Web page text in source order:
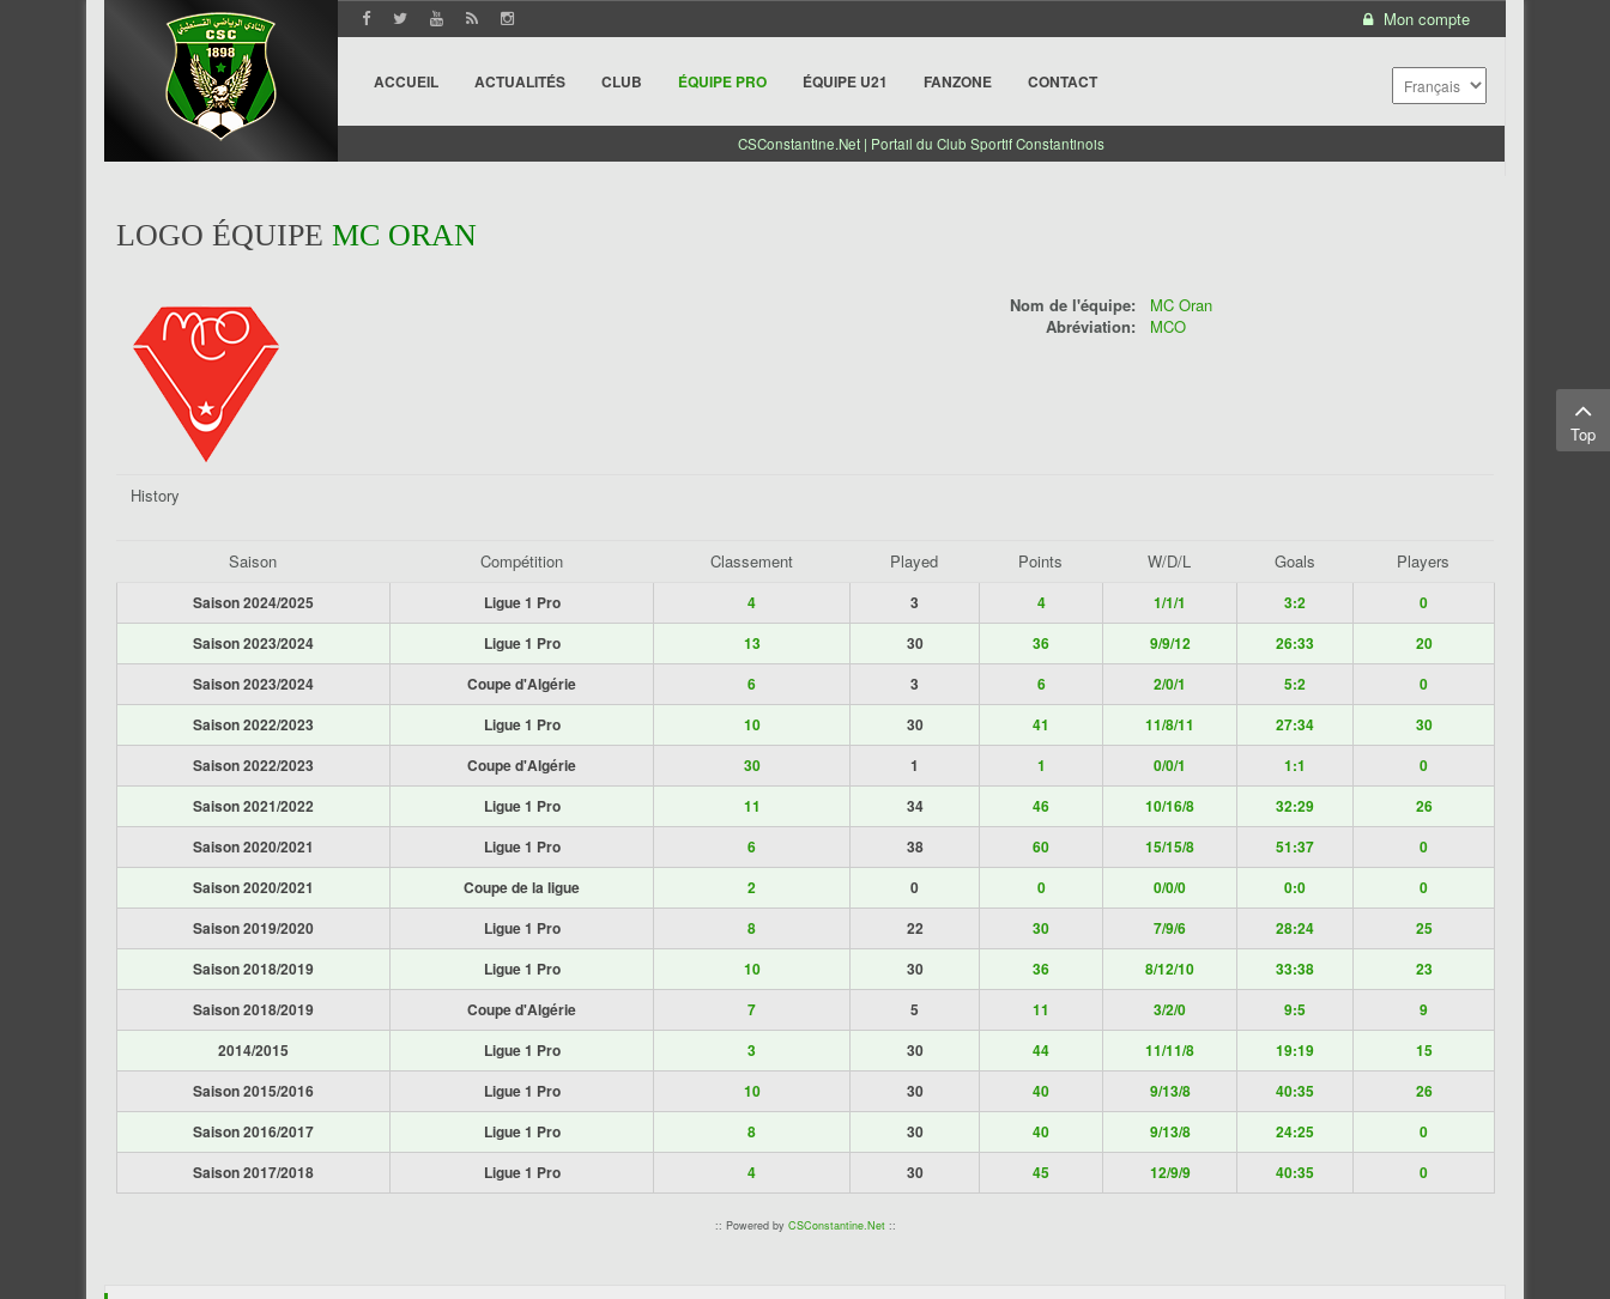
Mon compte
ACCUEIL ACTUALITÉS CLUB ÉQUIPE PRO ÉQUIPE U21 FANZONE CONTACT
CSConstantine.Net | Portail du Club Sportif Constantinois
LOGO ÉQUIPE MC ORAN
Nom de l'équipe:
MC Oran
Abréviation:
MCO
History
Saison Compétition Classement Played Points W/D/L Goals Players
Saison 2024/2025 Ligue 1 Pro 4 3 4 1/1/1 3:2
0
Saison 2023/2024
Ligue 1 Pro 13 30 36 9/9/12 26:33
20
Saison 2023/2024
Coupe d'Algérie 6 3 6 2/0/1 5:2
0
Saison 2022/2023
Ligue 1 Pro 10 30 41 11/8/11 27:34
30
Saison 2022/2023
Coupe d'Algérie 30 1 1 0/0/1 1:1
0
Saison 2021/2022
Ligue 1 Pro 11 34 46 10/16/8 32:29
26
Saison 2020/2021
Ligue 1 Pro 6 38 60 15/15/8 51:37
0
Saison 2020/2021
Coupe de la ligue 2 0 0 0/0/0 0:0
0
Saison 2019/2020
Ligue 1 Pro 8 22 30 7/9/6 28:24
25
Saison 2018/2019
Ligue 1 Pro 10 30 36 8/12/10 33:38
23
Saison 2018/2019
Coupe d'Algérie 7 5 11 3/2/0 9:5
9
2014/2015
Ligue 1 Pro 3 30 44 11/11/8 19:19
15
Saison 2015/2016
Ligue 1 Pro 10 30 40 9/13/8 40:35
26
Saison 2016/2017
Ligue 1 Pro 8 30 40 9/13/8 24:25
0
Saison 2017/2018
Ligue 1 Pro 4 30 45 12/9/9 40:35 0
:: Powered by CSConstantine.Net::
Top